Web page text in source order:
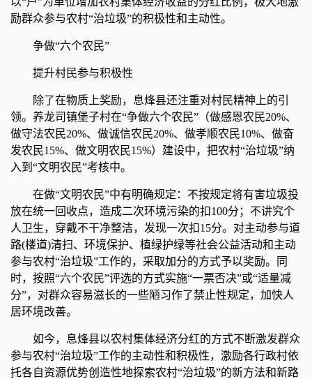
励群众参与农村“治垃圾”的积极性和主动性。
争做“六个农民”
提升村民参与积极性
除了在物质上奖励，息烽县还注重对村民精神上的引
领。养龙司镇堡子村在“争做六个农民”（做感恩农民20%、
做守法农民20%、做诚信农民20%、做孝顺农民10%、做奋
发农民15%、做文明农民15%）建设中，把农村“治垃圾”纳
入到“文明农民”考核中。
在做“文明农民”中有明确规定：不按规定将有害垃圾投
放在统一回收点，造成二次环境污染的扣100分；不讲究个
人卫生，穿戴不干净整洁，发现一次扣15分。对主动参与道
路(楼道)清扫、环境保护、植绿护绿等社会公益活动和主动
参与农村“治垃圾”工作的，采取加分的方式予以奖励。同
时，按照“六个农民”评选的方式实施“一票否决”或“适量减
分”，对群众容易滋长的一些陋习作了禁止性规定，加快人
居环境改善。
如今，息烽县以农村集体经济分红的方式不断激发群众
参与农村“治垃圾”工作的主动性和积极性，激励各行政村依
托各自资源优势创造性地探索农村“治垃圾”的新方法和新路